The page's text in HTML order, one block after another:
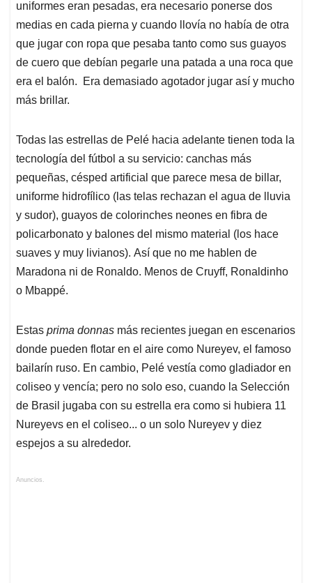
uniformes eran pesadas, era necesario ponerse dos
medias en cada pierna y cuando llovía no había de otra
que jugar con ropa que pesaba tanto como sus guayos
de cuero que debían pegarle una patada a una roca que
era el balón.
Era demasiado agotador jugar así y mucho
más brillar.
Todas las estrellas de Pelé hacia adelante tienen toda la
tecnología del fútbol a su servicio: canchas más
pequeñas, césped artificial que parece mesa de billar,
uniforme hidrofílico (las telas rechazan el agua de lluvia
y sudor), guayos de colorinches neones en fibra de
policarbonato y balones del mismo material (los hace
suaves y muy livianos). Así que no me hablen de
Maradona ni de Ronaldo. Menos de Cruyff, Ronaldinho
o Mbappé.
Estas prima donnas más recientes juegan en escenarios
donde pueden flotar en el aire como Nureyev, el famoso
bailarín ruso. En cambio, Pelé vestía como gladiador en
coliseo y vencía; pero no solo eso, cuando la Selección
de Brasil jugaba con su estrella era como si hubiera 11
Nureyevs en el coliseo... o un solo Nureyev y diez
espejos a su alrededor.
Anuncios.